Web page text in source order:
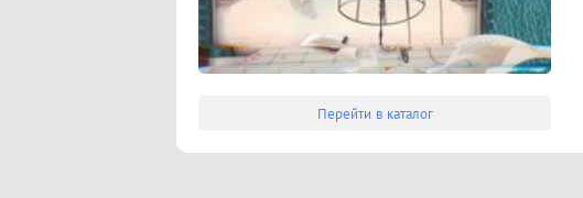
Перейти в каталог